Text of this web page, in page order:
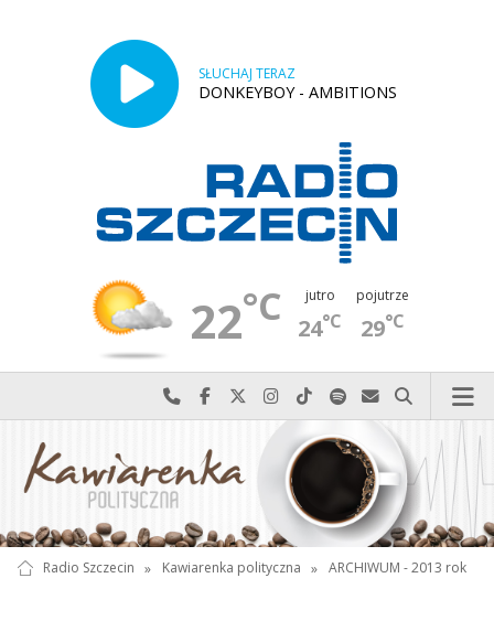
SŁUCHAJ TERAZ
DONKEYBOY - AMBITIONS
22°C jutro
24°C
pojutrze
29°C
Najlepiej po prostu do nas zadzwoń
Odwiedź nas na Facebook-u
Odwiedź nas na X
Odwiedź nas na Instagram-ie
Odwiedź nas na TikTok-u
Szukaj nas na Spotify
Wyślij do nas
Szukaj
Radio Szczecin » Kawiarenka polityczna » ARCHIWUM - 2013 rok